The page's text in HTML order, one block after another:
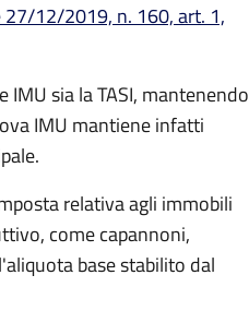
27/12/2019, n. 160, art. 1,
sia la TASI, mantenendo
IMU mantiene infatti
relativa agli immobili
come capannoni,
base stabilito dal